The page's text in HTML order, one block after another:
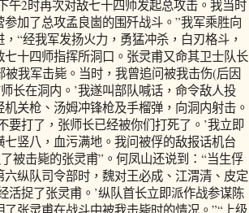
午2时再次对敌七十四师发起总攻击。我当时
加了总攻孟良崮的围歼战斗。”我军乘胜向
“经我军发扬火力，勇猛冲杀，白刃格斗，
十四师指挥所洞口。张灵甫又命其卫士队长
我军击毙。当时，我曾追问被我击伤(后因
长在洞内。’我遂叫部队喊话，命令敌人投
关枪、汤姆冲锋枪及手榴弹，向洞内射击。
要打了，张师长已经被你们打死了。’我立即
竖八，血污满地。我问被俘的敌报话机台
被击毙的张灵甫”。何凤山还说到：“当生俘
纵队司令部时，魏对王必成、江渭清、皮定
活捉了张灵甫。’纵队首长立即派作战参谋陈
张灵甫在战斗中被我击毙时的情况。”“上级